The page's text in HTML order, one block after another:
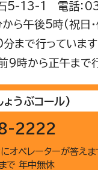
5-13-1 電話：
ら午後5時(祝日
まで行っています
時から正午まで行
ょうぶコール)
2222
オペレーターが答えま
で 年中無休